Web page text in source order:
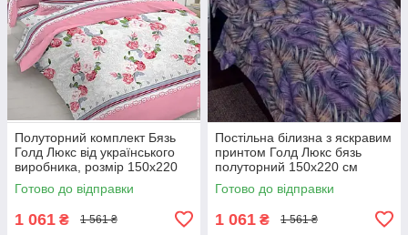
Полуторний комплект Бязь
Голд Люкс від українського
виробника, розмір 150х220
см (BL1.5-818)
Готово до відправки
1 061 ₴ 1 561 ₴
Постільна білизна з яскравим
принтом Голд Люкс бязь
полуторний 150х220 см
(BL1.5-816)
Готово до відправки
1 061 ₴ 1 561 ₴